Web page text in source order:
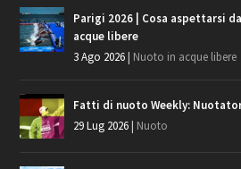
Parigi 2026 | Cosa aspettarsi
acque libere
3 Ago 2026 Nuoto in acque libere
Fatti di nuoto Weekly:
29 Lug 2026 Nuoto